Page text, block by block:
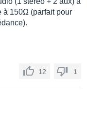
à 150Ω (parfait pour
12 1